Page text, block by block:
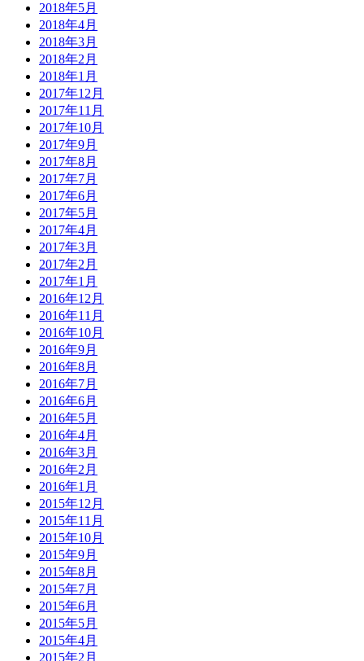
2018年5月
2018年4月
2018年3月
2018年2月
2018年1月
2017年12月
2017年11月
2017年10月
2017年9月
2017年8月
2017年7月
2017年6月
2017年5月
2017年4月
2017年3月
2017年2月
2017年1月
2016年12月
2016年11月
2016年10月
2016年9月
2016年8月
2016年7月
2016年6月
2016年5月
2016年4月
2016年3月
2016年2月
2016年1月
2015年12月
2015年11月
2015年10月
2015年9月
2015年8月
2015年7月
2015年6月
2015年5月
2015年4月
2015年2月